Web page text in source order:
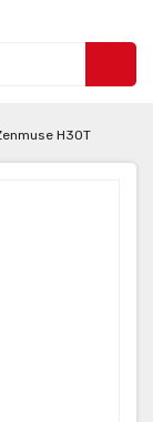
H30T